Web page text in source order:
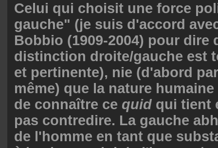
Celui qui choisit une force
gauche" (je suis d'accord
Bobbio (1909-2004) pour dire
distinction droite/gauche est
et pertinente), nie (d'abord
même) que la nature
de connaître ce quid qui tient
pas contredire. La gauche
de l'homme en tant que